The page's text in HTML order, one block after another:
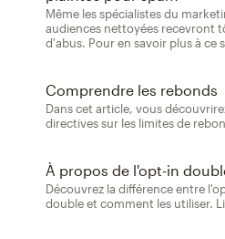
Même les spécialistes du
audiences nettoyées recevront
d'abus. Pour en savoir plus à ce
Comprendre les rebonds
Dans cet article, vous
directives sur les limites de
À propos de l'opt-in
Découvrez la différence entre
double et comment les utiliser.